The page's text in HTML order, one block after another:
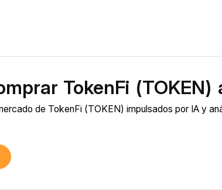
TokenFi (TOKEN)
de TokenFi (TOKEN) impulsados por IA y